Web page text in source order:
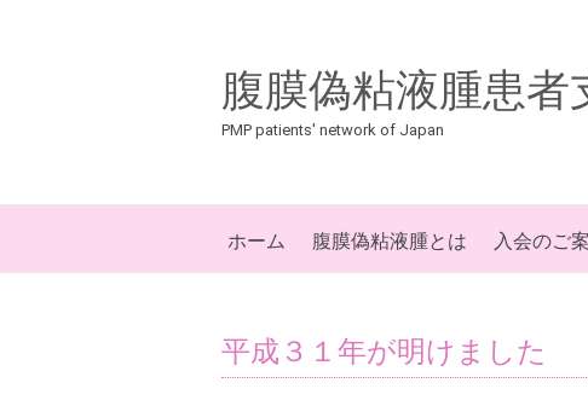
腹膜偽粘液腫患者
PMP patients' network of Japan
ホーム 腹膜偽粘液腫とは 入会のご
平成３１年が明けました